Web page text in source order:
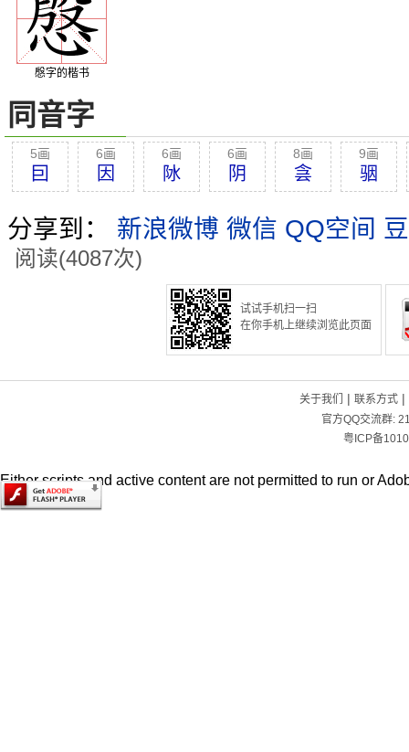
慇字的楷书
同音字
5画
囙
6画
因
6画
阥
6画
阴
8画
侌
9画
骃
分享到： 新浪微博 微信 QQ空间
阅读(4087次)
试试手机扫一扫
在你手机上继续浏览此页面
关于我们 | 联系方式|
官方QQ交流群:
粤ICP备
Either scripts and active content are not permitted to run or